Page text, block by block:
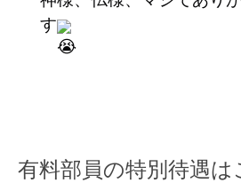
す
有料部員の特別待遇は